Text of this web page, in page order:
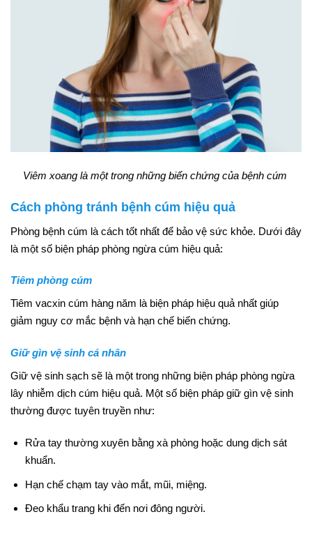
Viêm xoang là một trong những biến chứng của bệnh cúm
Cách phòng tránh bệnh cúm hiệu quả
Phòng bệnh cúm là cách tốt nhất để bảo vệ sức khỏe. Dưới đây
là một số biện pháp phòng ngừa cúm hiệu quả:
Tiêm phòng cúm
Tiêm vacxin cúm hàng năm là biện pháp hiệu quả nhất giúp
giảm nguy cơ mắc bệnh và hạn chế biến chứng.
Giữ gìn vệ sinh cá nhân
Giữ vệ sinh sạch sẽ là một trong những biện pháp phòng ngừa
lây nhiễm dịch cúm hiệu quả. Một số biện pháp giữ gìn vệ sinh
thường được tuyên truyền như:
Rửa tay thường xuyên bằng xà phòng hoặc dung dịch sát
khuẩn.
Hạn chế chạm tay vào mắt, mũi, miệng.
Đeo khẩu trang khi đến nơi đông người.